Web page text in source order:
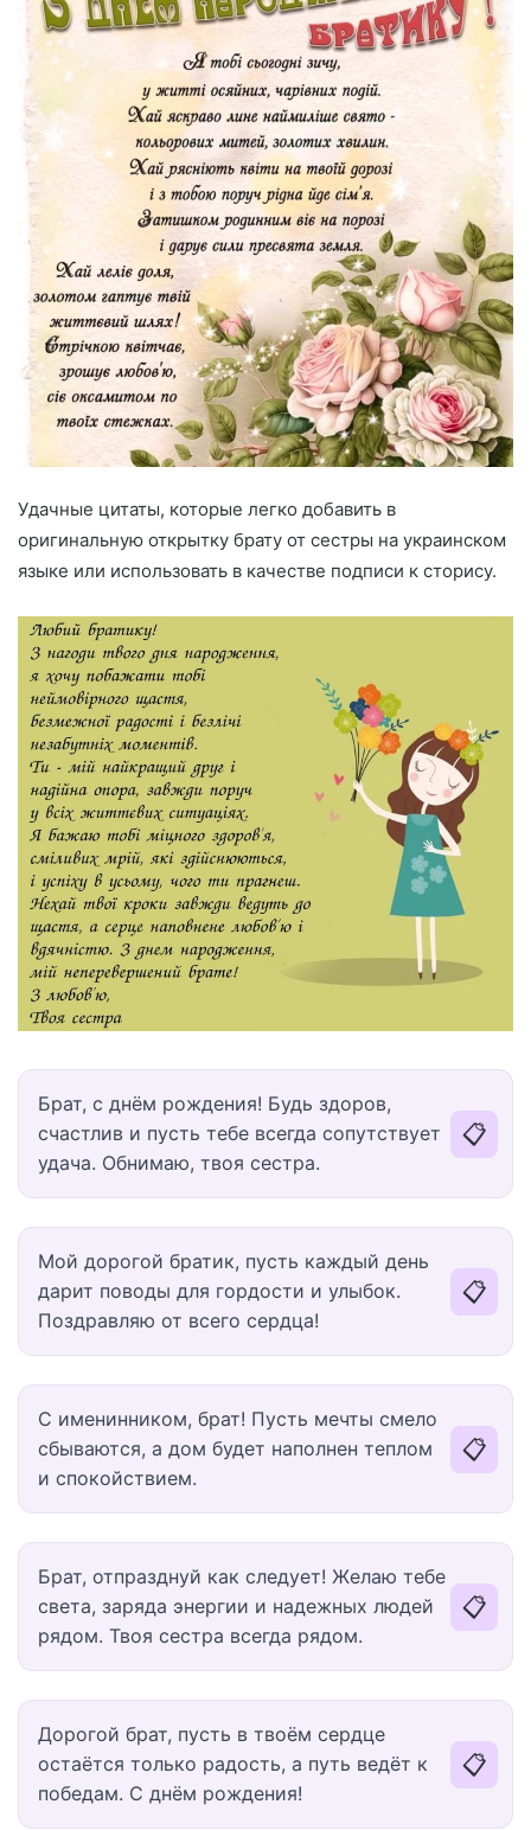
Удачные цитаты, которые легко добавить в
оригинальную открытку брату от сестры на украинском
языке или использовать в качестве подписи к сторису.
Брат, с днём рождения! Будь здоров,
счастлив и пусть тебе всегда сопутствует
удача. Обнимаю, твоя сестра.
📋
Мой дорогой братик, пусть каждый день
дарит поводы для гордости и улыбок.
Поздравляю от всего сердца!
📋
С именинником, брат! Пусть мечты смело
сбываются, а дом будет наполнен теплом
и спокойствием.
📋
Брат, отпразднуй как следует! Желаю тебе
света, заряда энергии и надежных людей
рядом. Твоя сестра всегда рядом.
📋
Дорогой брат, пусть в твоём сердце
остаётся только радость, а путь ведёт к
победам. С днём рождения!
📋